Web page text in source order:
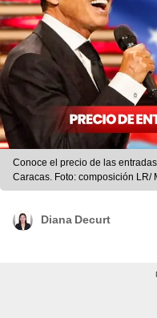
Conoce el precio de las
Caracas. Foto: composición LR/
Diana Decurt